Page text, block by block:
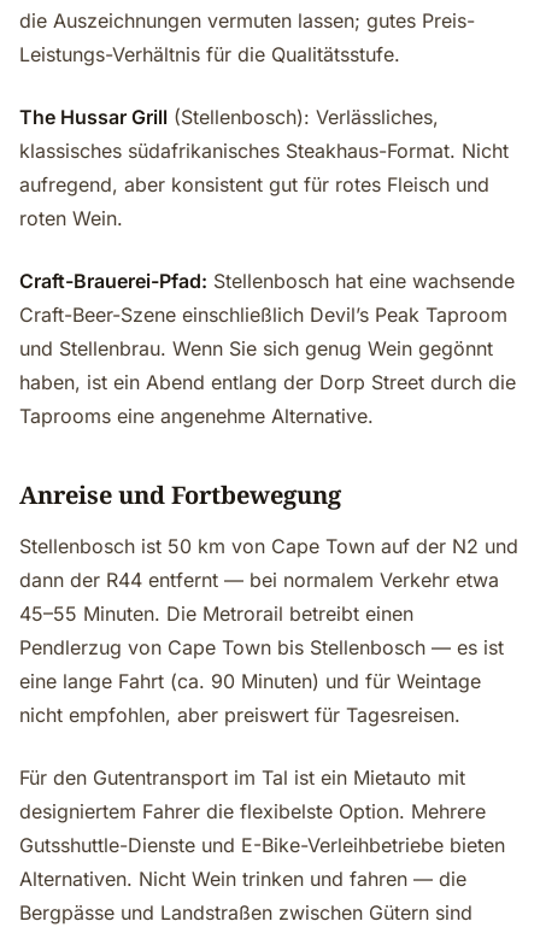
die Auszeichnungen vermuten lassen; gutes Preis-
Leistungs-Verhältnis für die Qualitätsstufe.
The Hussar Grill (Stellenbosch): Verlässliches,
klassisches südafrikanisches Steakhaus-Format. Nicht
aufregend, aber konsistent gut für rotes Fleisch und
roten Wein.
Craft-Brauerei-Pfad: Stellenbosch hat eine wachsende
Craft-Beer-Szene einschließlich Devil’s Peak Taproom
und Stellenbrau. Wenn Sie sich genug Wein gegönnt
haben, ist ein Abend entlang der Dorp Street durch die
Taprooms eine angenehme Alternative.
Anreise und Fortbewegung
Stellenbosch ist 50 km von Cape Town auf der N2 und
dann der R44 entfernt — bei normalem Verkehr etwa
45–55 Minuten. Die Metrorail betreibt einen
Pendlerzug von Cape Town bis Stellenbosch — es ist
eine lange Fahrt (ca. 90 Minuten) und für Weintage
nicht empfohlen, aber preiswert für Tagesreisen.
Für den Gutentransport im Tal ist ein Mietauto mit
designiertem Fahrer die flexibelste Option. Mehrere
Gutsshuttle-Dienste und E-Bike-Verleihbetriebe bieten
Alternativen. Nicht Wein trinken und fahren — die
Bergpässe und Landstraßen zwischen Gütern sind